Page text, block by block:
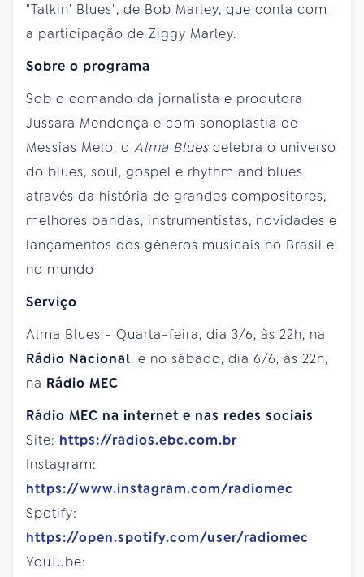
"Talkin' Blues", de Bob Marley, que conta com
a participação de Ziggy Marley.
Sobre o programa
Sob o comando da jornalista e produtora
Jussara Mendonça e com sonoplastia de
Messias Melo, o Alma Blues celebra o universo
do blues, soul, gospel e rhythm and blues
através da história de grandes compositores,
melhores bandas, instrumentistas, novidades e
lançamentos dos gêneros musicais no Brasil e
no mundo
Serviço
Alma Blues - Quarta-feira, dia 3/6, às 22h, na
Rádio Nacional, e no sábado, dia 6/6, às 22h,
na Rádio MEC
Rádio MEC na internet e nas redes sociais
Site: https://radios.ebc.com.br
Instagram:
https://www.instagram.com/radiomec
Spotify:
https://open.spotify.com/user/radiomec
YouTube: